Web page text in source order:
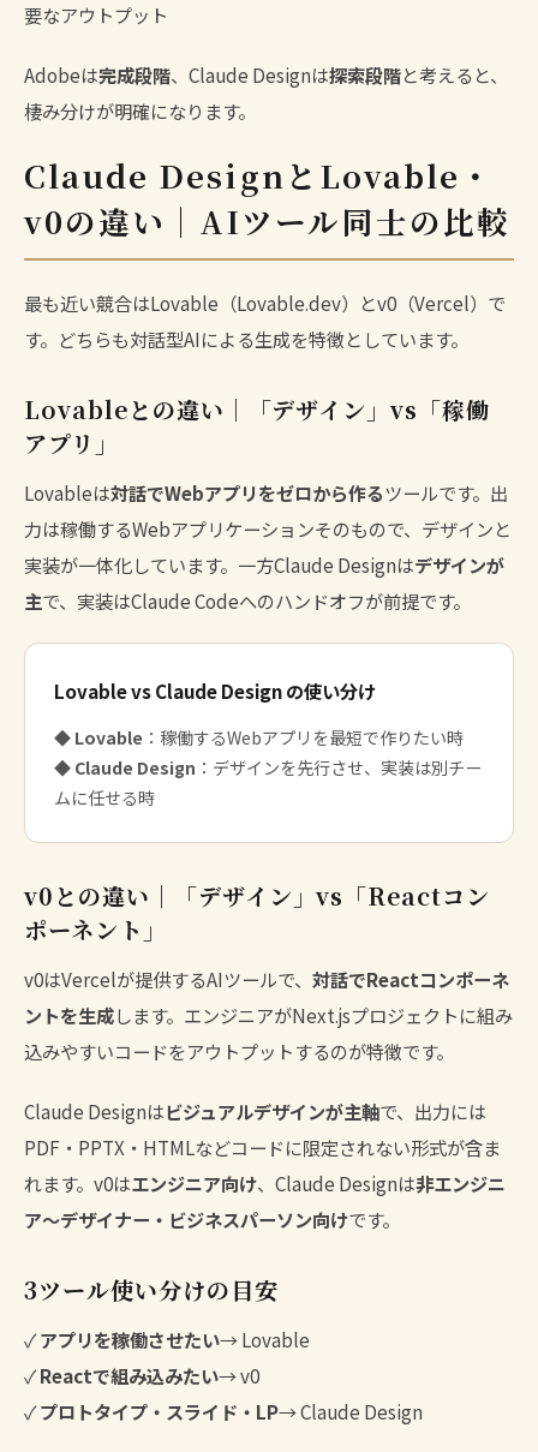
要なアウトプット
Adobeは完成段階、Claude Designは探索段階と考えると、
棲み分けが明確になります。
Claude DesignとLovable・
v0の違い｜AIツール同士の比較
最も近い競合はLovable（Lovable.dev）とv0（Vercel）で
す。どちらも対話型AIによる生成を特徴としています。
Lovableとの違い｜「デザイン」vs「稼働
アプリ」
Lovableは対話でWebアプリをゼロから作るツールです。出
力は稼働するWebアプリケーションそのもので、デザインと
実装が一体化しています。一方Claude Designはデザインが
主で、実装はClaude Codeへのハンドオフが前提です。
Lovable vs Claude Design の使い分け
◆ Lovable ：稼働するWebアプリを最短で作りたい時
◆ Claude Design ：デザインを先行させ、実装は別チー
ムに任せる時
v0との違い｜「デザイン」vs「Reactコン
ポーネント」
v0はVercelが提供するAIツールで、 対話でReactコンポーネ
ントを生成します。エンジニアがNext.jsプロジェクトに組み
込みやすいコードをアウトプットするのが特徴です。
Claude Designはビジュアルデザインが主軸で、出力には
PDF・PPTX・HTMLなどコードに限定されない形式が含ま
れます。v0はエンジニア向け、Claude Designは非エンジニ
ア〜デザイナー・ビジネスパーソン向けです。
3ツール使い分けの目安
✓アプリを稼働させたい→ Lovable
✓Reactで組み込みたい→ v0
✓プロトタイプ・スライド・LP→ Claude Design